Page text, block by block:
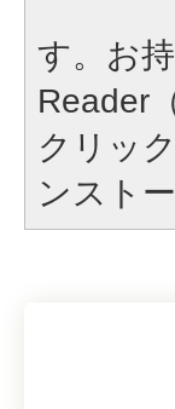
す。お
Reader
クリッ
ンスト